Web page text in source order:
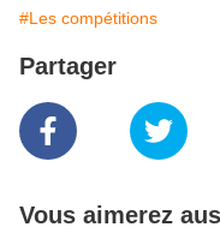
#Les compétitions
Partager
Vous aimerez